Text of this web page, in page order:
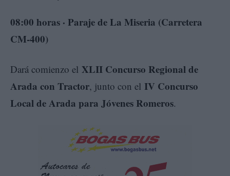
08:00 horas · Paraje de La Miseria (Carretera
CM-400)
Dará comienzo el XLII Concurso Regional de
Arada con Tractor, junto con el IV Concurso
Local de Arada para Jóvenes Romeros.